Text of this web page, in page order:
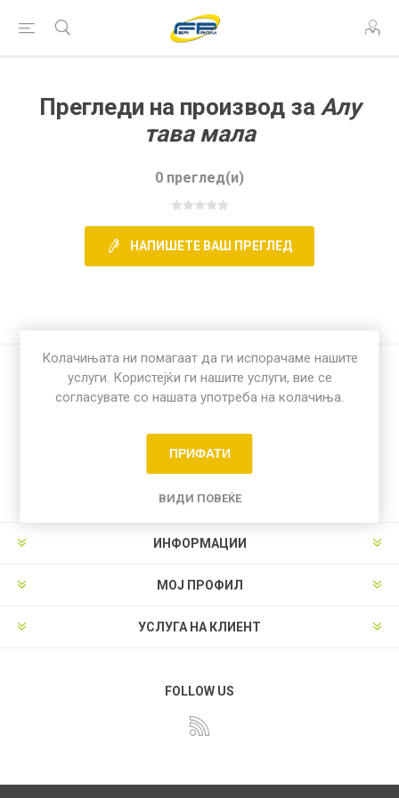
Прегледи на производ за Алу
тава мала
0 преглед(и)
НАПИШЕТЕ ВАШ ПРЕГЛЕД
Добијте ги најновите новостиДоставени секојдневно!
ИНФОРМАЦИИ
МОЈ ПРОФИЛ
УСЛУГА НА КЛИЕНТ
FOLLOW US
Колачињата ни помагаат да ги испорачаме нашите
услуги. Користејќи ги нашите услуги, вие се
согласувате со нашата употреба на колачиња.
ПРИФАТИ
ВИДИ ПОВЕЌЕ